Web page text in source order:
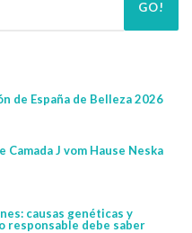
GO!
de España de Belleza 2026
J vom Hause Neska
causas genéticas y
responsable debe saber